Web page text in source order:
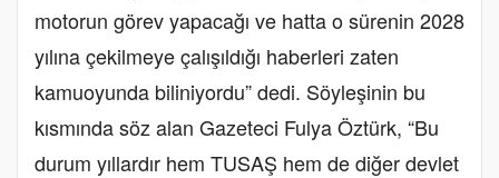
motorun görev yapacağı ve hatta o sürenin 2028
yılına çekilmeye çalışıldığı haberleri zaten
kamuoyunda biliniyordu” dedi. Söyleşinin bu
kısmında söz alan Gazeteci Fulya Öztürk, “Bu
durum yıllardır hem TUSAŞ hem de diğer devlet